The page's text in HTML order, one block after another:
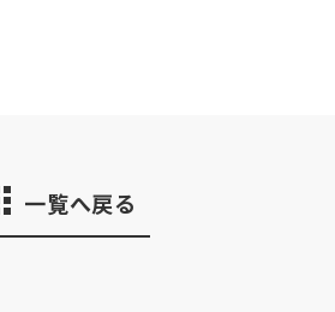
一覧へ戻る